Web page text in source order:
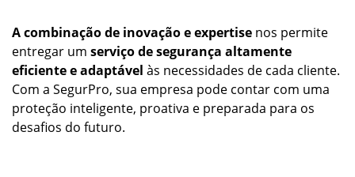
A combinação de inovação e expertise nos permite
entregar um serviço de segurança altamente
eficiente e adaptável às necessidades de cada cliente.
Com a SegurPro, sua empresa pode contar com uma
proteção inteligente, proativa e preparada para os
desafios do futuro.